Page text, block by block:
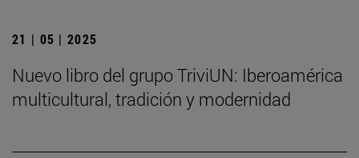
21 | 05 | 2025
Nuevo libro del grupo TriviUN: Iberoamérica
multicultural, tradición y modernidad